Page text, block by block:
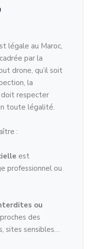
légale au Maroc,
par la
drone, qu’il soit
la
doit respecter
toute légalité.
:
est
professionnel ou
ou
des
sites sensibles…